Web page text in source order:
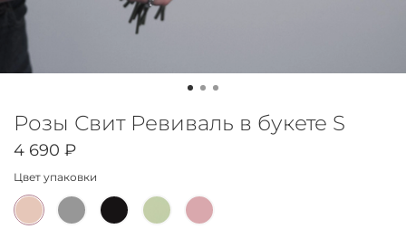
Розы Свит Ревиваль в букете S
4 690 ₽
Цвет упаковки